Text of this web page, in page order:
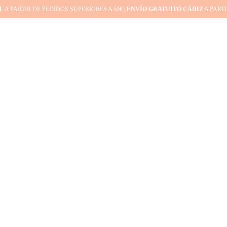
A PARTIR DE PEDIDOS SUPERIORES A 50€ | ENVÍO GRATUITO CÁDIZA